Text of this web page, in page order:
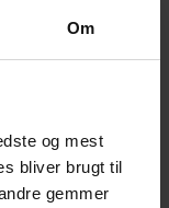
Om
og mest
bliver brugt til
gemmer